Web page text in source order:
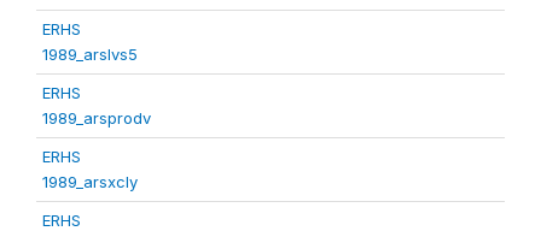
ERHS
1989_arslvs5
ERHS
1989_arsprodv
ERHS
1989_arsxcly
ERHS